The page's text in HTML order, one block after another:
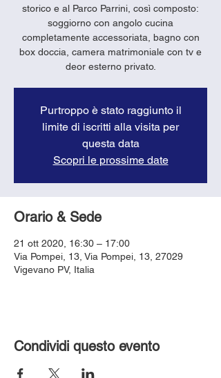
storico e al Parco Parrini, così composto:
soggiorno con angolo cucina
completamente accessoriata, bagno con
box doccia, camera matrimoniale con tv e
deor esterno privato.
Purtroppo è stato raggiunto il
limite di iscritti alla visita per
questa data
Scopri le prossime date
Orario & Sede
21 ott 2020, 16:30 – 17:00
Via Pompei, 13, Via Pompei, 13, 27029
Vigevano PV, Italia
Condividi questo evento